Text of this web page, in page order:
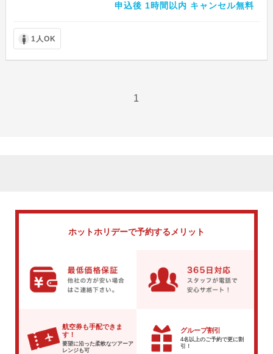
申込後 1時間以内 キャンセル無料
1人OK
1
ホットホリデーで予約するメリット
航空券も手配できま
す！
要望に沿った柔軟なツアーア
レンジも可
グループ割引
4名以上のご予約で更に割
引！